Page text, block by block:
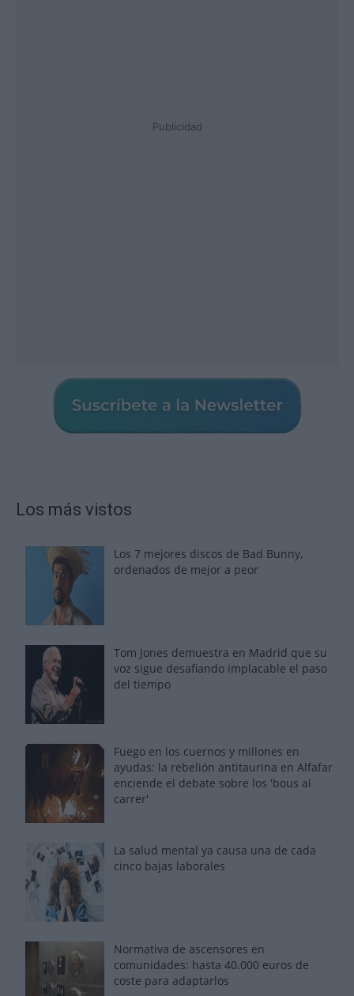
Publicidad
Los más vistos
Los 7 mejores discos de Bad Bunny,
ordenados de mejor a peor
Tom Jones demuestra en Madrid que su
voz sigue desafiando implacable el paso
del tiempo
Fuego en los cuernos y millones en
ayudas: la rebelión antitaurina en Alfafar
enciende el debate sobre los 'bous al
carrer'
La salud mental ya causa una de cada
cinco bajas laborales
Normativa de ascensores en
comunidades: hasta 40.000 euros de
coste para adaptarlos